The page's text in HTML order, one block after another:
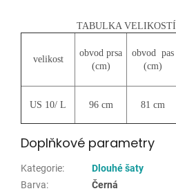
TABULKA VELIKOSTÍ
velikost
obvod prsa
(cm)
obvod pas
(cm)
US 10/ L 96 cm 81 cm
Doplňkové parametry
Kategorie:
Dlouhé šaty
Barva:
Černá